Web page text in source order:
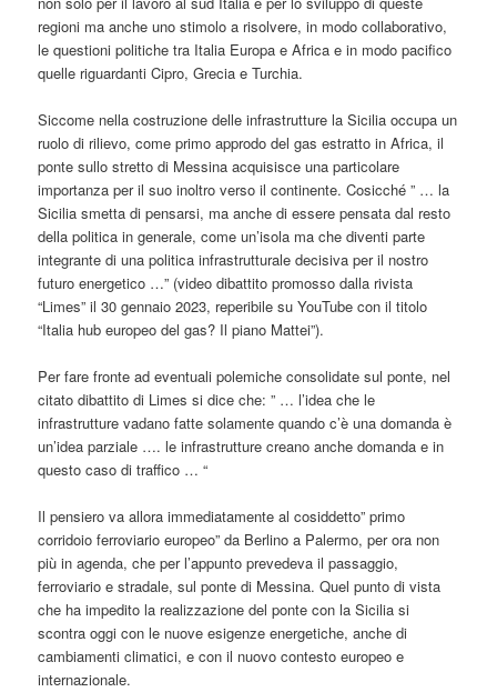
regioni ma anche uno stimolo a risolvere, in modo collaborativo,
le questioni politiche tra Italia Europa e Africa e in modo pacifico
quelle riguardanti Cipro, Grecia e Turchia.
Siccome nella costruzione delle infrastrutture la Sicilia occupa un
ruolo di rilievo, come primo approdo del gas estratto in Africa, il
ponte sullo stretto di Messina acquisisce una particolare
importanza per il suo inoltro verso il continente. Cosicché ” … la
Sicilia smetta di pensarsi, ma anche di essere pensata dal resto
della politica in generale, come un’isola ma che diventi parte
integrante di una politica infrastrutturale decisiva per il nostro
futuro energetico …” (video dibattito promosso dalla rivista
“Limes” il 30 gennaio 2023, reperibile su YouTube con il titolo
“Italia hub europeo del gas? Il piano Mattei”).
Per fare fronte ad eventuali polemiche consolidate sul ponte, nel
citato dibattito di Limes si dice che: ” … l’idea che le
infrastrutture vadano fatte solamente quando c’è una domanda è
un’idea parziale …. le infrastrutture creano anche domanda e in
questo caso di traffico … “
Il pensiero va allora immediatamente al cosiddetto” primo
corridoio ferroviario europeo” da Berlino a Palermo, per ora non
più in agenda, che per l’appunto prevedeva il passaggio,
ferroviario e stradale, sul ponte di Messina. Quel punto di vista
che ha impedito la realizzazione del ponte con la Sicilia si
scontra oggi con le nuove esigenze energetiche, anche di
cambiamenti climatici, e con il nuovo contesto europeo e
internazionale.